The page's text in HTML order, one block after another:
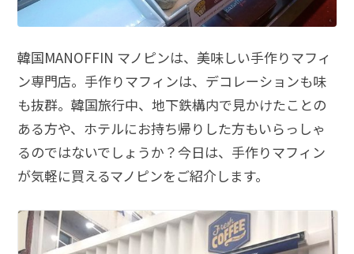
韓国MANOFFIN マノピンは、美味しい手作りマフィ
ン専門店。手作りマフィンは、デコレーションも味
も抜群。韓国旅行中、地下鉄構内で見かけたことの
ある方や、ホテルにお持ち帰りした方もいらっしゃ
るのではないでしょうか？今日は、手作りマフィン
が気軽に買えるマノピンをご紹介します。